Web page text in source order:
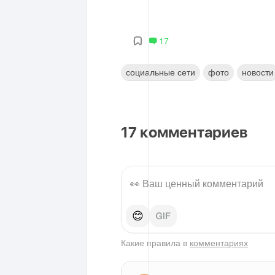
17
социальные сети фото новости
17 комментариев
😊
Какие правила в комментариях